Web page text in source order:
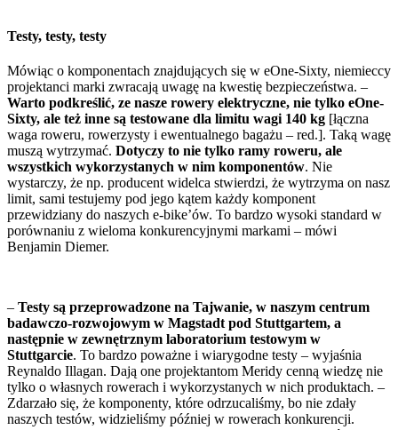
Testy, testy, testy
Mówiąc o komponentach znajdujących się w eOne-Sixty, niemieccy
projektanci marki zwracają uwagę na kwestię bezpieczeństwa. –
Warto podkreślić, ze nasze rowery elektryczne, nie tylko eOne-
Sixty, ale też inne są testowane dla limitu wagi 140 kg [łączna
waga roweru, rowerzysty i ewentualnego bagażu – red.]. Taką wagę
muszą wytrzymać. Dotyczy to nie tylko ramy roweru, ale
wszystkich wykorzystanych w nim komponentów. Nie
wystarczy, że np. producent widelca stwierdzi, że wytrzyma on nasz
limit, sami testujemy pod jego kątem każdy komponent
przewidziany do naszych e-bike’ów. To bardzo wysoki standard w
porównaniu z wieloma konkurencyjnymi markami – mówi
Benjamin Diemer.
– Testy są przeprowadzone na Tajwanie, w naszym centrum
badawczo-rozwojowym w Magstadt pod Stuttgartem, a
następnie w zewnętrznym laboratorium testowym w
Stuttgarcie. To bardzo poważne i wiarygodne testy – wyjaśnia
Reynaldo Illagan. Dają one projektantom Meridy cenną wiedzę nie
tylko o własnych rowerach i wykorzystanych w nich produktach. –
Zdarzało się, że komponenty, które odrzucaliśmy, bo nie zdały
naszych testów, widzieliśmy później w rowerach konkurencji.